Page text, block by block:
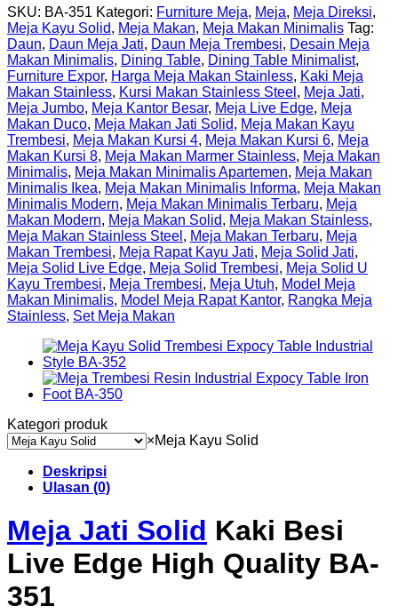
SKU: BA-351 Kategori: Furniture Meja, Meja, Meja Direksi,
Meja Kayu Solid, Meja Makan, Meja Makan Minimalis Tag:
Daun, Daun Meja Jati, Daun Meja Trembesi, Desain Meja
Makan Minimalis, Dining Table, Dining Table Minimalist,
Furniture Expor, Harga Meja Makan Stainless, Kaki Meja
Makan Stainless, Kursi Makan Stainless Steel , Meja Jati,
Meja Jumbo, Meja Kantor Besar, Meja Live Edge, Meja
Makan Duco, Meja Makan Jati Solid, Meja Makan Kayu
Trembesi, Meja Makan Kursi 4, Meja Makan Kursi 6, Meja
Makan Kursi 8, Meja Makan Marmer Stainless, Meja Makan
Minimalis, Meja Makan Minimalis Apartemen, Meja Makan
Minimalis Ikea, Meja Makan Minimalis Informa, Meja Makan
Minimalis Modern, Meja Makan Minimalis Terbaru, Meja
Makan Modern, Meja Makan Solid, Meja Makan Stainless,
Meja Makan Stainless Steel , Meja Makan Terbaru, Meja
Makan Trembesi, Meja Rapat Kayu Jati, Meja Solid Jati,
Meja Solid Live Edge, Meja Solid Trembesi, Meja Solid U
Kayu Trembesi, Meja Trembesi, Meja Utuh, Model Meja
Makan Minimalis, Model Meja Rapat Kantor, Rangka Meja
Stainless, Set Meja Makan
Kategori produk
×Meja Kayu Solid
Deskripsi
Ulasan (0)
Meja Jati Solid Kaki Besi
Live Edge High Quality BA-
351